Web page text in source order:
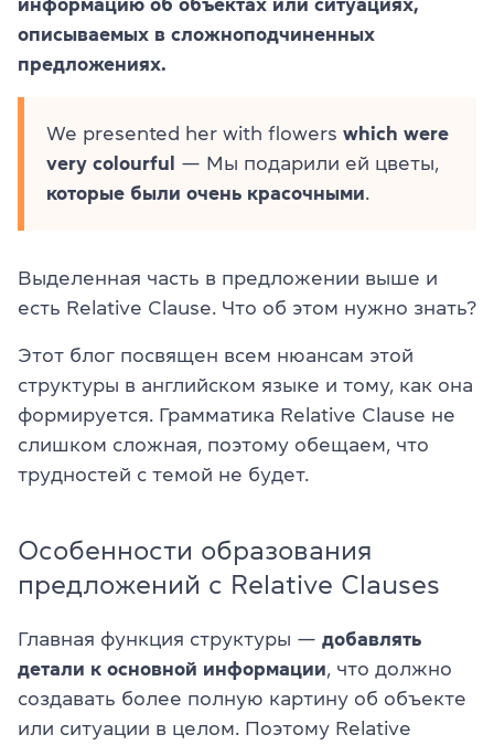
описываемых в сложноподчиненных
предложениях.
We presented her with flowers which were
very colourful
— Мы подарили ей цветы,
которые были очень красочными
Выделенная часть в предложении выше и
есть Relative Clause. Что об этом нужно знать?
Этот блог посвящен всем нюансам этой
структуры в английском языке и тому, как она
формируется. Грамматика Relative Clause не
слишком сложная, поэтому обещаем, что
трудностей с темой не будет.
Особенности образования
предложений с Relative Clauses
Главная функция структуры — добавлять
детали к основной информации , что должно
создавать более полную картину об объекте
или ситуации в целом. Поэтому Relative